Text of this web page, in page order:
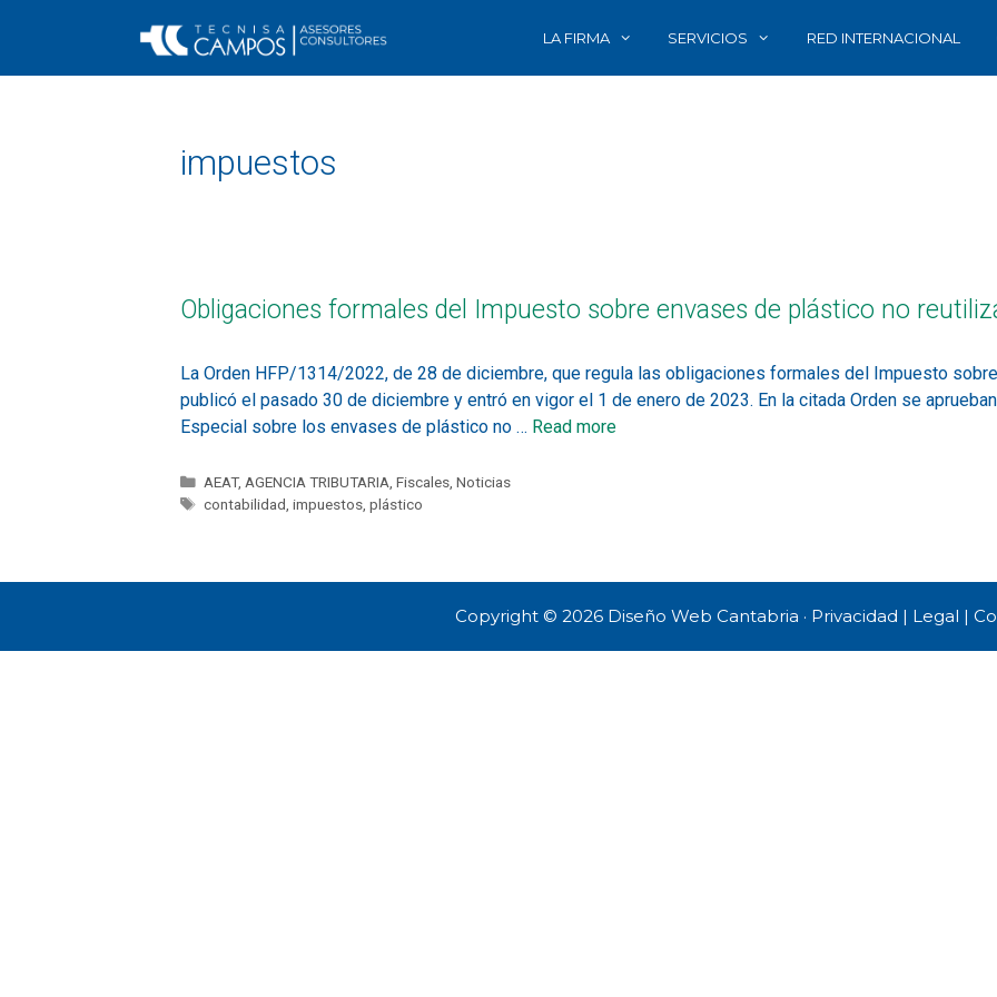
LA FIRMA SERVICIOS RED INTERNACIONAL
impuestos
Obligaciones formales del Impuesto sobre envases de plástico no
La Orden HFP/1314/2022, de 28 de diciembre, que regula las obligaciones formales del Impuesto
publicó el pasado 30 de diciembre y entró en vigor el 1 de enero de 2023. En la citada Orden se
Especial sobre los envases de plástico no … Read more
AEAT, AGENCIA TRIBUTARIA ,Fiscales ,Noticias
contabilidad ,impuestos ,plástico
Copyright © 2026 Diseño Web Cantabria · Privacidad | Legal |